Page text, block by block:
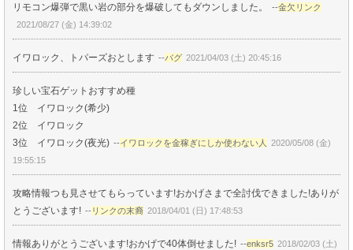
リモコン爆弾で黒い岩の部分を爆破してもダウンしました。 --金欠リンク
2021/08/27 (金) 14:39:02
イワロック、トパーズおとします --バグ 2021/04/03 (土) 20:45:16
珍しい宝石ゲットおすすめ種
1位 イワロック(希少)
2位 イワロック
3位 イワロック(夜光) --イワロックを金稼ぎにしか使わない人
2020/05/08 (金)
19:55:15
攻略情報つも見させてもらっています!おかげさまで全討伐できました!ありが
とうございます! -- リンクの末裔 2018/04/01 (日) 17:48:53
情報ありがとうございます!おかげで40体倒せました! --enksr5 2018/02/03 (土)